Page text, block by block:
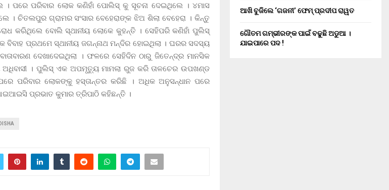
। ପରେ ପରିବାର ଲୋକ କଣିହାଁ ପୋଲିସ୍ କୁ ସୂଚନା ଦେଇଥିଲେ । ୪ମାସ
। ଚିତଲପୁର ଗ୍ରାମର ସଂସାର ବେହେରାଙ୍କ ଝିଅ ଶିଲା ବେହେରା । କିନ୍ତୁ
କରିଥିଲେ ବୋଲି ସ୍ଥାନୀୟ ଲୋକେ କୁହନ୍ତି । ସେହିପରି କଣିହାଁ ପୁଲିସ୍
ପ୍ରଥମେ ସ୍ଥାନୀୟ ଜଗନ୍ନାଥ ମନ୍ଦିର ହୋଇଥିଲା । ଘରର ସଦସ୍ୟ
ଦେଖାଦେଇଥିଲା । ଫଳରେ ସେହିଦିନ ଠାରୁ ଜିତେନ୍ଦ୍ର ମାନସିକ
ଅଧିବାସୀ । ପୁଲିସ୍ ଏକ ଅପମୃତ୍ୟୁ ମାମଲା ରୁଜ କରି ତାଳଚେର ଉପଖଣ୍ଡ
ପରିବାର ଲୋକଙ୍କୁ ହସ୍ତାନ୍ତର କରିଛି । ଅଧିକ ଅନୁସନ୍ଧାନ ପରେ
ପ୍ରଭାତ କୁମାର ତ୍ରିପାଠି କହିଛନ୍ତି ।
ଆଖି ବୁଜିଲେ ‘ଗଜନୀ’ ଫେମ୍ ପ୍ରଦୀପ ରାୱତ
ଗୌତମ ଗମ୍ଭୀରଙ୍କ ପାଇଁ ବଢୁଛି ଅଡୁଆ ।
ଯାଇପାରେ ପଦ !